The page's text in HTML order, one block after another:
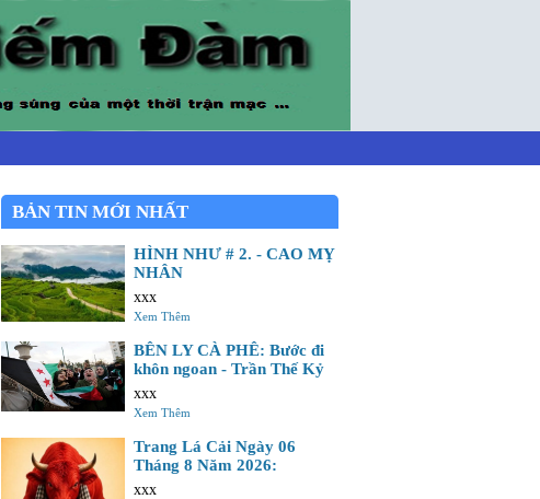
BẢN TIN MỚI NHẤT
HÌNH NHƯ # 2. - CAO MỴ
NHÂN
xxx
Xem Thêm
BÊN LY CÀ PHÊ: Bước đi
khôn ngoan - Trần Thế Kỷ
xxx
Xem Thêm
Trang Lá Cải Ngày 06
Tháng 8 Năm 2026:
xxx